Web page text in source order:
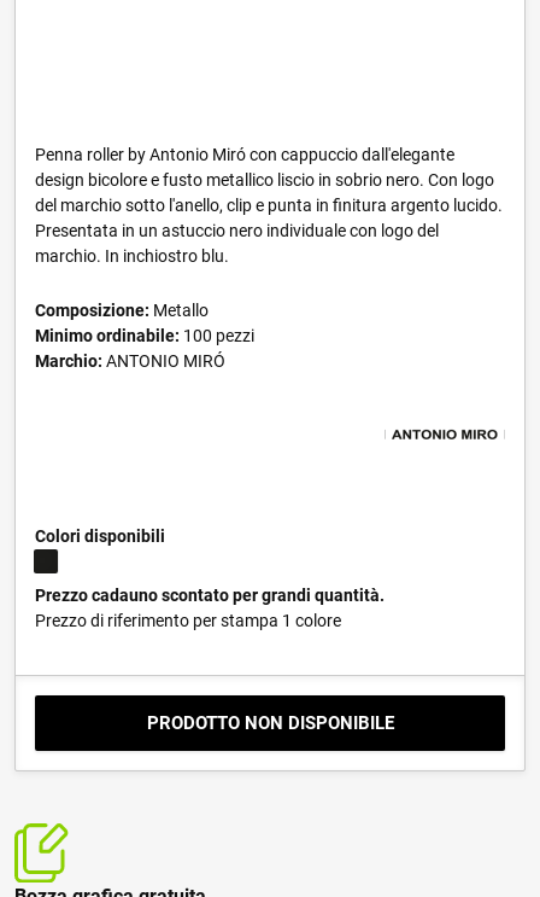
Penna roller by Antonio Miró con cappuccio dall'elegante
design bicolore e fusto metallico liscio in sobrio nero. Con logo
del marchio sotto l'anello, clip e punta in finitura argento lucido.
Presentata in un astuccio nero individuale con logo del
marchio. In inchiostro blu.
Composizione: Metallo
Minimo ordinabile: 100 pezzi
Marchio: ANTONIO MIRÓ
Colori disponibili
Prezzo cadauno scontato per grandi quantità.
Prezzo di riferimento per stampa 1 colore
PRODOTTO NON DISPONIBILE